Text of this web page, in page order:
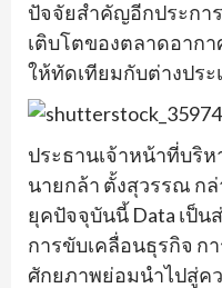
ปัจจัยสำคัญอีกประกา
เติบโตของตลาดอาก
ให้ทัดเทียมกับต่างประ
ประธานเจ้าหน้าที่บริ
นายกล้า ตั้งสุวรรณ กล่
ยุคปัจจุบันนี้ Data เป็
การขับเคลื่อนธุรกิจ ก
ศักยภาพย่อมนำไปสู่ค